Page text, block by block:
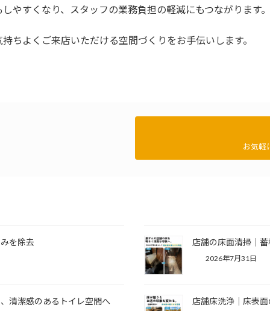
やすくなり、スタッフの業務負担の軽減にもつながります。
ちよくご来店いただける空間づくりをお手伝いします。
お気軽
を除去 店舗の床面清掃｜
2026年7月31日
清潔感のあるトイレ空間へ 店舗床洗浄｜床表